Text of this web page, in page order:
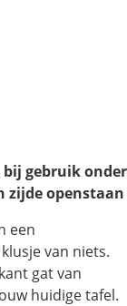
gebruik onder
zijde openstaan
een
van niets.
gat van
huidige tafel.